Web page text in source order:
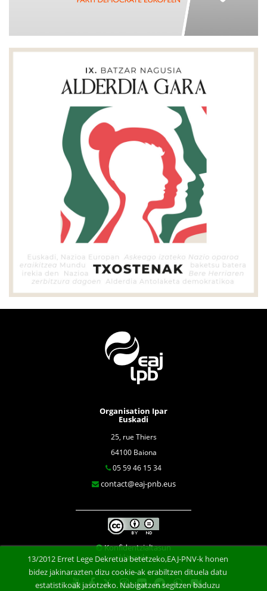
Organisation Ipar
Euskadi
25, rue Thiers
64100 Baiona
05 59 46 15 34
contact@eaj-pnb.eus
Konfidentzialtasun
klausula
13/2012 Erret Lege Dekretua betetzeko,EAJ-PNV-k honen
bidez jakinarazten dizu cookie-ak erabiltzen dituela datu
estatistikoak jasotzeko. Nabigatzen segitzen baduzu